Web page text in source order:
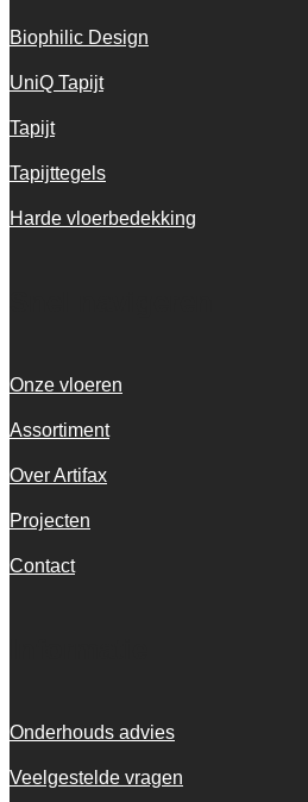
Biophilic Design
UniQ Tapijt
Tapijt
Tapijttegels
Harde vloerbedekking
Onze vloeren
Assortiment
Over Artifax
Projecten
Contact
Onderhouds advies
Veelgestelde vragen